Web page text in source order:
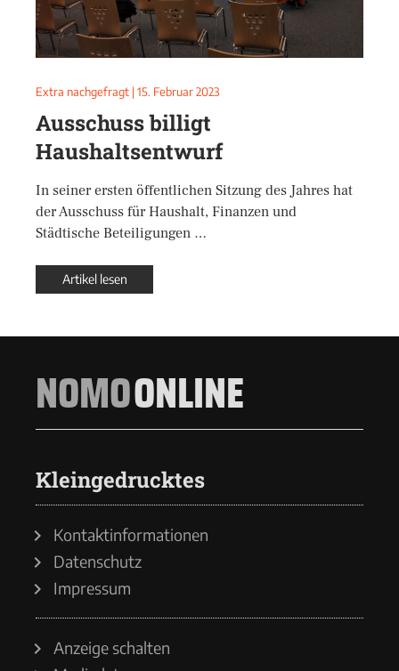
Extra nachgefragt | 15. Februar 2023
Ausschuss billigt
Haushaltsentwurf
In seiner ersten öffentlichen Sitzung des Jahres hat
der Ausschuss für Haushalt, Finanzen und
Städtische Beteiligungen …
Artikel lesen
NOMOONLINE
Kleingedrucktes
Kontaktinformationen
Datenschutz
Impressum
Anzeige schalten